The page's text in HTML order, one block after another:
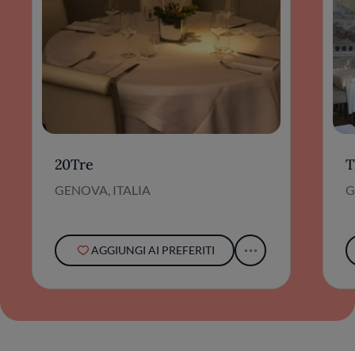
20Tre
GENOVA, ITALIA
AGGIUNGI AI PREFERITI